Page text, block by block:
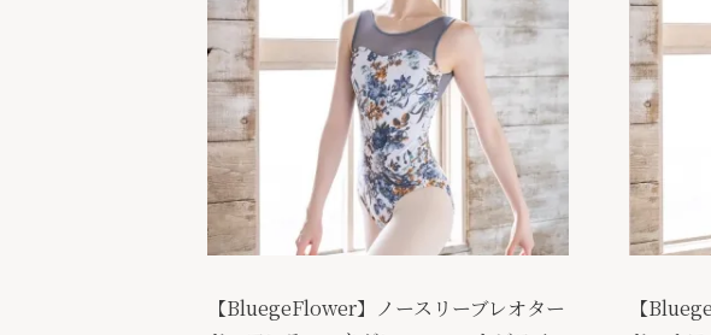
【BluegeFlower】ノースリーブレオター
【